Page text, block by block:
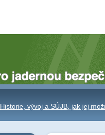
Historie, vývoj a SÚJB, jak jej